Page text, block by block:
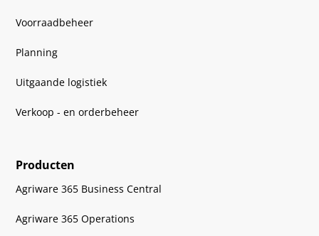
Voorraadbeheer
Planning
Uitgaande logistiek
Verkoop - en orderbeheer
Producten
Agriware 365 Business Central
Agriware 365 Operations